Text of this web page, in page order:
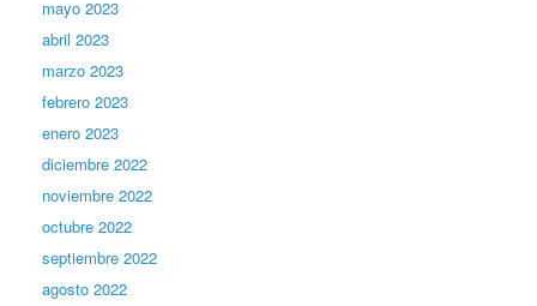
mayo 2023
abril 2023
marzo 2023
febrero 2023
enero 2023
diciembre 2022
noviembre 2022
octubre 2022
septiembre 2022
agosto 2022